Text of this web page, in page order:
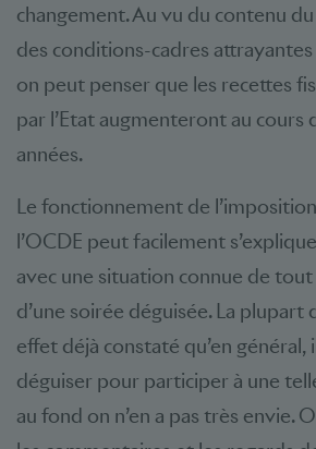
changement. Au vu du contenu
des conditions-cadres attrayantes
on peut penser que les recettes
par l’Etat augmenteront au cours
années.
Le fonctionnement de
l’OCDE peut facilement
avec une situation connue de tout
d’une soirée déguisée. La plupart
effet déjà constaté qu’en général,
déguiser pour participer à une
au fond on n’en a pas très envie.